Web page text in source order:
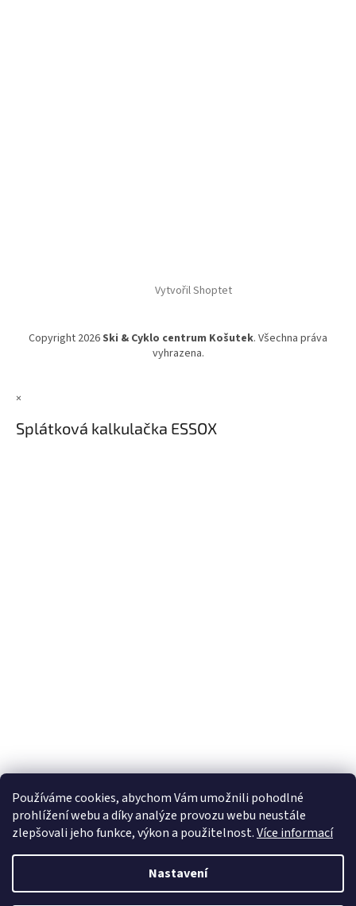
Používáme cookies, abychom Vám umožnili pohodlné
prohlížení webu a díky analýze provozu webu neustále
zlepšovali jeho funkce, výkon a použitelnost.Více informací
Nastavení
Vytvořil Shoptet
Copyright 2026Ski & Cyklo centrum Košutek. Všechna práva
vyhrazena.
×
Splátková kalkulačka ESSOX